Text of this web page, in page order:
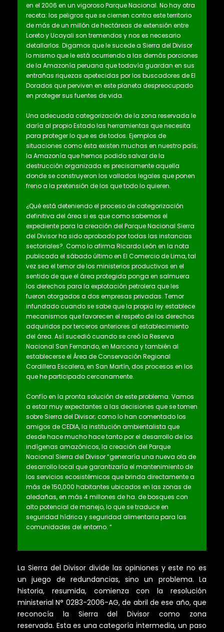
en el 2006 en un vigoroso Parque Nacional. No hay otra
receta: los peligros que se ciernen contra este territorio
de más de un millón de hectáreas de extensión entre
Loreto y Ucayali son tremendos y nos es necesario
detallarlos. Digamos que le sucede a Sierra del Divisor
lo mismo que le está ocurriendo a las demás porciones
de la Amazonía peruana que todavía guardan en sus
entrañas riquezas apetecidas por los buscadores de El
Dorados que perviven en este planeta despreocupado
en proteger sus fuentes de vida.
Una adecuada categorización de la zona reservada le
daría al propio Estado las herramientas que necesita
para proteger lo que es de todos. Ejemplos de
situaciones como ésta existen muchas en nuestro país;
la Amazonía que hemos podido salvar de la
destrucción organizada es precisamente aquella
donde se construyeron los vallados legales que ponen
freno a la pretensión de los que todo lo quieren.
¿Qué está deteniendo el proceso de categorización
definitiva del área si es que como sabemos el
expediente para la creación del Parque Nacional Sierra
del Divisor ha sido aprobado por todas las instancias
sectoriales?. Como lo afirma Ricardo León en la nota
publicada el sábado último en El Comercio de Lima, tal
vez sea el temor de los ministerios productivos en el
sentido de que el área protegida ponga en salmuera
los derechos para la explotación petrolera que les
fueron otorgados a dos empresas privadas. Temor
infundado cuando se sabe que la propia ley establece
mecanismos que favorecen el respeto de los derechos
adquiridos por terceros anteriores al establecimiento
del área. Así sucedió cuando se creó la Reserva
Nacional San Fernando, en Marcona y también al
establecerse el Área de Conservación Regional
Cordillera Escalera, en San Martín, dos procesos en los
que he participado cercanamente.
Confío en la pronta solución de este problema. Vamos
a estar muy expectantes a las decisiones que se tomen
sobre Sierra del Divisor; como lo han comentado los
amigos de CEDIA, la institución ambientalista que
desde hace mucho hace tanto por el desarrollo de los
indígenas amazónicos, la creación del Parque
Nacional Sierra del Divisor “generaría una nueva ola de
desarrollo local que garantizaría el mantenimiento de
los servicios ecosistémicos que brinda directamente a
más de 150,000 habitantes ubicados en las zonas de
aledañas, en más 4 millones de ha. de bosques con
alto potencial de manejo, lo que se traduce en
seguridad hídrica y seguridad alimentaria para las
comunidades del entorno. “
La Sierra del Divisor divide las opiniones y este no es
un juego de redundancias, sino un problema. La
historia, resumida, comienza con la resolución
ministerial N° 0283-2006-AG, de abril de ese año, que
reconocía la Sierra del Divisor como zona
reservada. Esta es una categoría intermedia, un paso